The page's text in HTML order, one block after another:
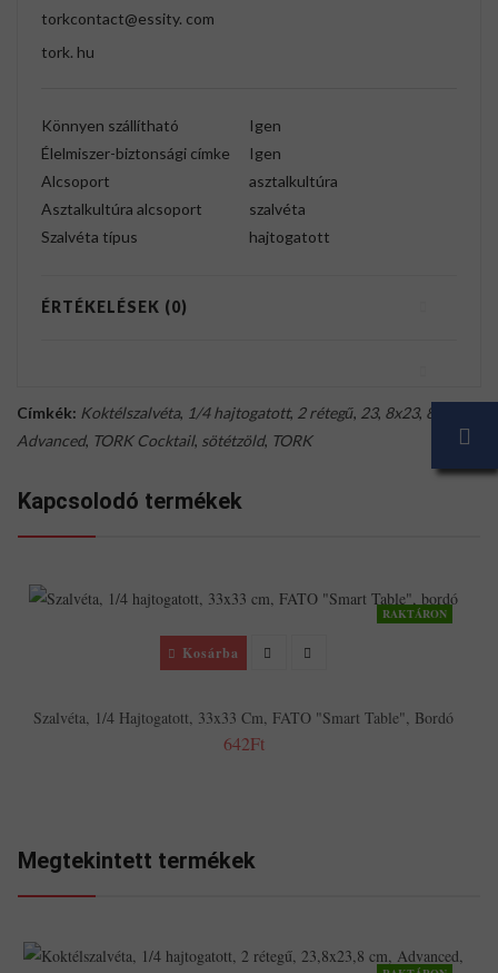
torkcontact@essity. com
tork. hu
Könnyen szállítható
Igen
Élelmiszer-biztonsági címke
Igen
Alcsoport
asztalkultúra
Asztalkultúra alcsoport
szalvéta
Szalvéta típus
hajtogatott
ÉRTÉKELÉSEK (0)
Címkék: Koktélszalvéta, 1/4 hajtogatott, 2 rétegű, 23, 8x23, 8 cm
Advanced, TORK Cocktail, sötétzöld, TORK
Kapcsolodó termékek
RAKTÁRON
Kosárba
Szalvéta, 1/4 Hajtogatott, 33x33 Cm, FATO "Smart Table", Bordó
642Ft
Megtekintett termékek